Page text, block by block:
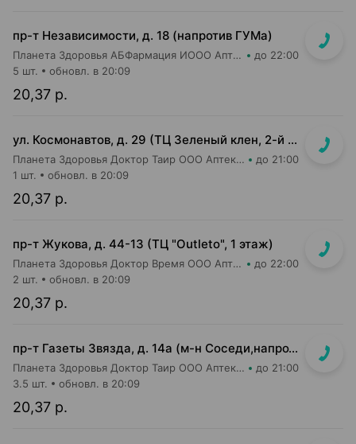
пр-т Независимости, д. 18 (напротив ГУМа)
Планета Здоровья АБФармация ИООО Аптека №1 до 22:00
20,37 р.
5 шт. обновл. в 20:09
ул. Космонавтов, д. 29 (ТЦ Зеленый клен, 2-й этаж)
Планета Здоровья Доктор Таир ООО Аптека №6 до 21:00
20,37 р.
1 шт. обновл. в 20:09
пр-т Жукова, д. 44-13 (ТЦ "Outleto", 1 этаж)
Планета Здоровья Доктор Время ООО Аптека №21 до 22:00
20,37 р.
2 шт. обновл. в 20:09
пр-т Газеты Звязда, д. 14а (м-н Соседи,напротив касс)
Планета Здоровья Доктор Таир ООО Аптека №14 до 21:00
20,37 р.
3.5 шт. обновл. в 20:09